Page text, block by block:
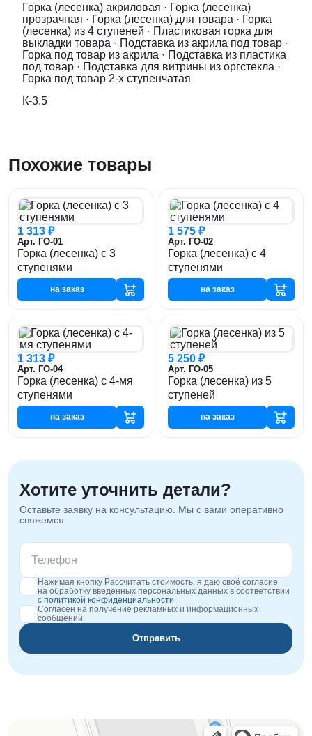
Горка (лесенка) акриловая · Горка (лесенка)
прозрачная · Горка (лесенка) для товара · Горка
(лесенка) из 4 ступеней · Пластиковая горка для
выкладки товара · Подставка из акрила под товар ·
Горка под товар из акрила · Подставка из пластика
под товар · Подставка для витрины из оргстекла ·
Горка под товар 2-х ступенчатая
К-3.5
Похожие товары
1 313 ₽
Арт. ГО-01
Горка (лесенка) с 3
ступенями
на заказ
1 575 ₽
Арт. ГО-02
Горка (лесенка) с 4
ступенями
на заказ
1 313 ₽
Арт. ГО-04
Горка (лесенка) с 4-мя
ступенями
на заказ
5 250 ₽
Арт. ГО-05
Горка (лесенка) из 5
ступеней
на заказ
Хотите уточнить детали?
Оставьте заявку на консультацию. Мы с вами оперативно
свяжемся
Нажимая кнопку Рассчитать стоимость, я даю своё согласие
на обработку введённых персональных данных в соответствии
с политикой конфиденциальности
Согласен на получение рекламных и информационных
сообщений
Отправить
Orgplex
Оргстекло, поликарбонат в Лыткарине